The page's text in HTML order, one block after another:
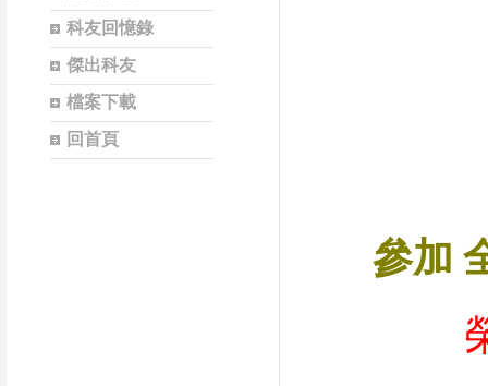
科友回憶錄
傑出科友
檔案下載
回首頁
參加
榮